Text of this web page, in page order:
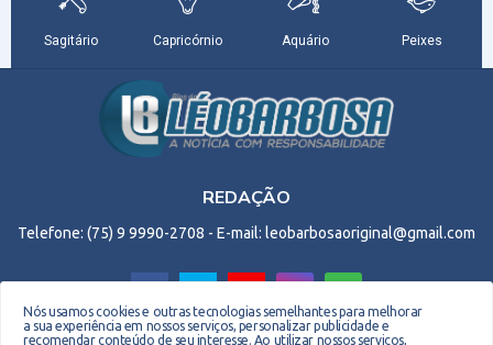
REDAÇÃO
Telefone: (75) 9 9990-2708 - E-mail: leobarbosaoriginal@gmail.com
Nós usamos cookies e outras tecnologias semelhantes para melhorar
a sua experiência em nossos serviços, personalizar publicidade e
recomendar conteúdo de seu interesse. Ao utilizar nossos serviços,